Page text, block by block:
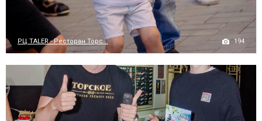
РЦ TALER - Ресторан Торс... 194